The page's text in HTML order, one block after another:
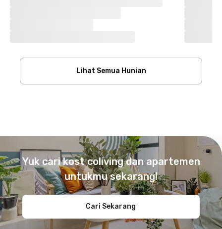
Lihat Semua Hunian
Yuk cari kost coliving dan apartemen
untukmu sekarang!
Cari Sekarang